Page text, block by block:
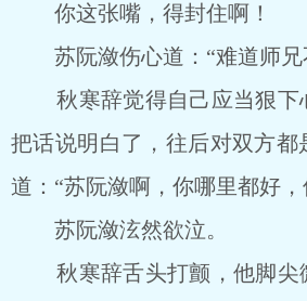
你这张嘴，得封住啊！
苏阮潋伤心道：“难道师兄
秋寒辞觉得自己应当狠下
把话说明白了，往后对双方都
道：“苏阮潋啊，你哪里都好
苏阮潋泫然欲泣。
秋寒辞舌头打颤，他脚尖